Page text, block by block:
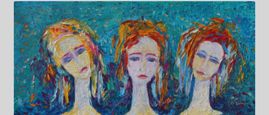
Kwiaty
Pejzaż
Obrazy abstrakcyjne
Tarot